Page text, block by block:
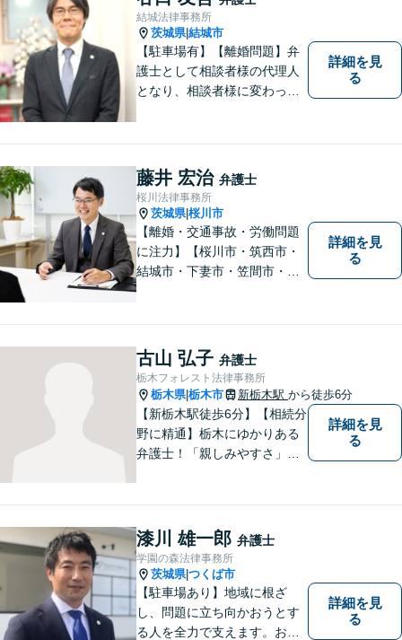
結城法律事務所
茨城県|結城市
【駐車場有】【離婚問題】弁
護士として相談者様の代理人
となり、相談者様に変わって
明確に判断をお示しし、問題
解決をサポートさせていただ
きますので、是非ご相談くだ
さい。
詳細を見
る
藤井 宏治 弁護士
桜川法律事務所
茨城県|桜川市
【離婚・交通事故・労働問題
に注力】【桜川市・筑西市・
結城市・下妻市・笠間市・真
トな解決を提案します。
詳細を見
る
古山 弘子 弁護士
栃木フォレスト法律事務所
栃木県|栃木市 新栃木駅 から徒歩6分
【新栃木駅徒歩6分】【相続分
野に精通】栃木にゆかりある
弁護士！「親しみやすさ」
い。皆様にとって最善の対応
策をご提案します。【駐車場
有】【子連れ相談歓迎】
詳細を見
る
漆川 雄一郎 弁護士
学園の森法律事務所
茨城県|つくば市
【駐車場あり】地域に根ざ
し、問題に立ち向かおうとす
る人を全力で支えます。お困
詳細を見
る